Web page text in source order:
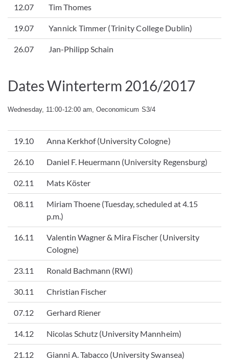
12.07 Tim Thomes
19.07 Yannick Timmer (Trinity College Dublin)
26.07 Jan-Philipp Schain
Dates Winterterm 2016/2017
Wednesday, 11:00-12:00 am, Oeconomicum S3/4
19.10 Anna Kerkhof (University Cologne)
26.10 Daniel F. Heuermann (University Regensburg)
02.11 Mats Köster
08.11
Miriam Thoene (Tuesday, scheduled at 4.15
p.m.)
16.11
Valentin Wagner & Mira Fischer (University
Cologne)
23.11 Ronald Bachmann (RWI)
30.11 Christian Fischer
07.12 Gerhard Riener
14.12 Nicolas Schutz (University Mannheim)
21.12 Gianni A. Tabacco (University Swansea)